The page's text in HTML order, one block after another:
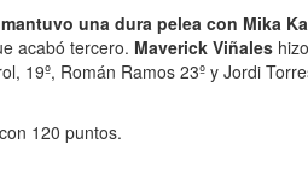
una dura pelea con Mika
acabó tercero. Maverick Viñales
19º, Román Ramos 23º y Jordi
120 puntos.